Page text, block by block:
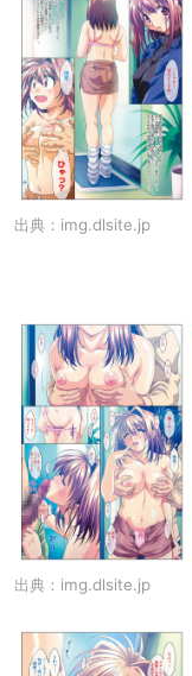
出典： img.dlsite.jp
出典： img.dlsite.jp